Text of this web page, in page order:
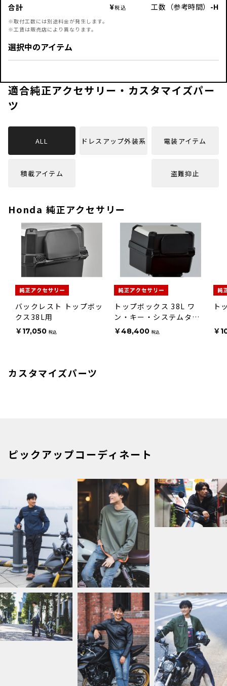
合計 工数（参考時間） -H
※取付工数には別途料金が発生します。
※工賃は販売店により異なります。
選択中のアイテム
適合純正アクセサリー・カスタマイズパー
ツ
ALL ドレスアップ外装系 電装アイテム
積載アイテム 盗難抑止
Honda 純正アクセサリー
バックレスト トップボッ
クス38L用
￥17,050 税込
トップボックス 38L ワ
ン・キー・システムタイ
プ [ウェーブタイプキー
￥48,400 税込
ト
￥
カスタマイズパーツ
ピックアップコーディネート